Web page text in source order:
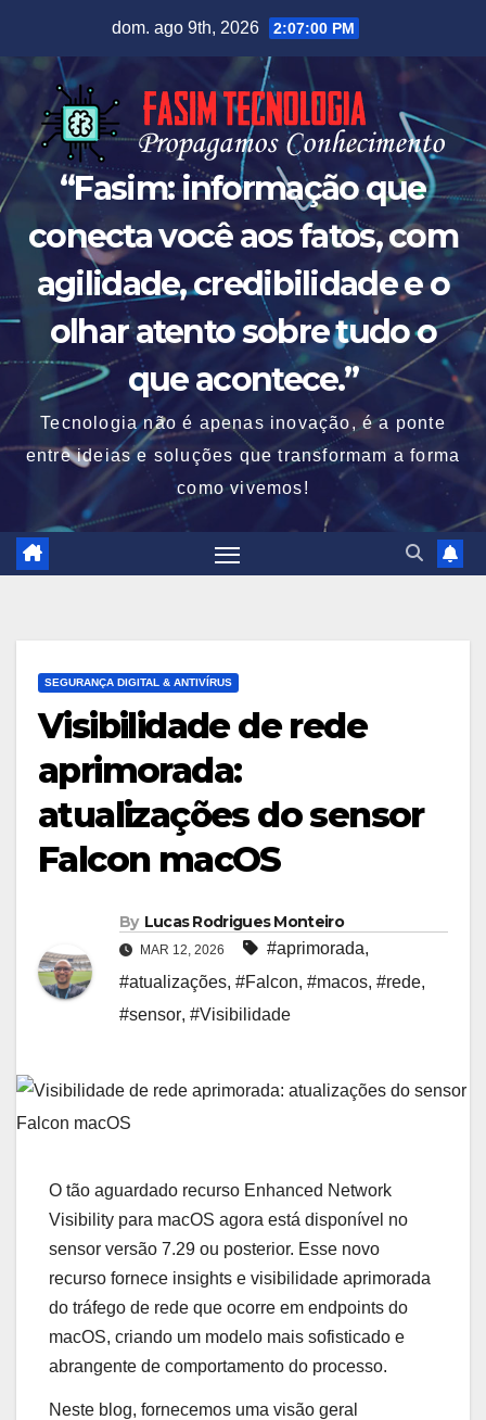
dom. ago 9th, 2026 2:07:01 PM
“Fasim: informação que
conecta você aos fatos, com
agilidade, credibilidade e o
olhar atento sobre tudo o
que acontece.”
Tecnologia não é apenas inovação, é a ponte
entre ideias e soluções que transformam a forma
como vivemos!
SEGURANÇA DIGITAL & ANTIVÍRUS
Visibilidade de rede
aprimorada:
atualizações do sensor
Falcon macOS
By Lucas Rodrigues Monteiro
MAR 12, 2026 #aprimorada,
#atualizações, #Falcon, #macos, #rede,
#sensor, #Visibilidade
O tão aguardado recurso Enhanced Network
Visibility para macOS agora está disponível no
sensor versão 7.29 ou posterior. Esse novo
recurso fornece insights e visibilidade aprimorada
do tráfego de rede que ocorre em endpoints do
macOS, criando um modelo mais sofisticado e
abrangente de comportamento do processo.
Neste blog, fornecemos uma visão geral